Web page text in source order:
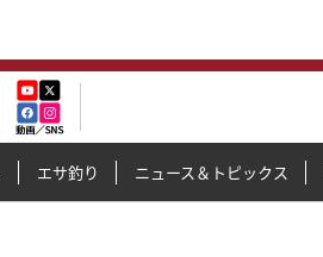
エサ釣り ニュース＆トピックス